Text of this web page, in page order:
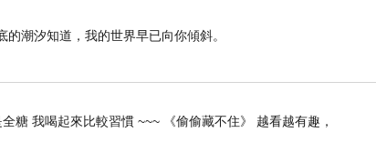
潮汐知道，我的世界早已向你傾斜。
糖 我喝起來比較習慣 ~~~ 《偷偷藏不住》 越看越有趣，